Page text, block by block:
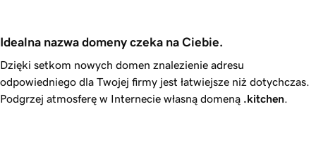
Idealna nazwa domeny czeka na Ciebie.
Dzięki setkom nowych domen znalezienie adresu
odpowiedniego dla Twojej firmy jest łatwiejsze niż dotychczas.
Podgrzej atmosferę w Internecie własną domeną .kitchen